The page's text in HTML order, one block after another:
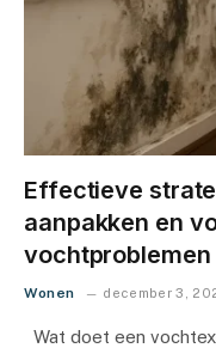
Effectieve
aanpakken en
vochtproblemen
Wonen december 3,
Wat doet een